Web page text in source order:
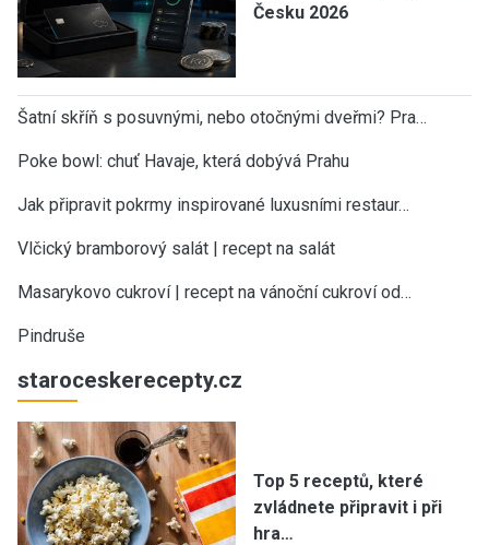
Česku 2026
Šatní skříň s posuvnými, nebo otočnými dveřmi? Pra…
Poke bowl: chuť Havaje, která dobývá Prahu
Jak připravit pokrmy inspirované luxusními restaur…
Vlčický bramborový salát | recept na salát
Masarykovo cukroví | recept na vánoční cukroví od…
Pindruše
staroceskerecepty.cz
Top 5 receptů, které
zvládnete připravit i při
hra…